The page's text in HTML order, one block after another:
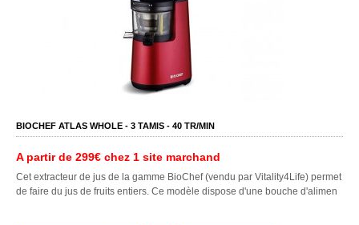
BIOCHEF ATLAS WHOLE - 3 TAMIS - 40 TR/MIN
A partir de 299€ chez 1 site marchand
Cet extracteur de jus de la gamme BioChef (vendu par Vitality4Life) permet
de faire du jus de fruits entiers. Ce modèle dispose d'une bouche d'alimen